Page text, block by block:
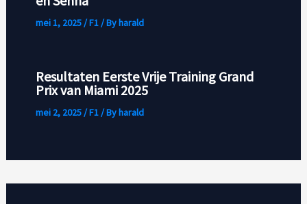
mei 1, 2025/F1/ By harald
Resultaten Eerste Vrije Training Grand
Prix van Miami 2025
mei 2, 2025/F1/ By harald